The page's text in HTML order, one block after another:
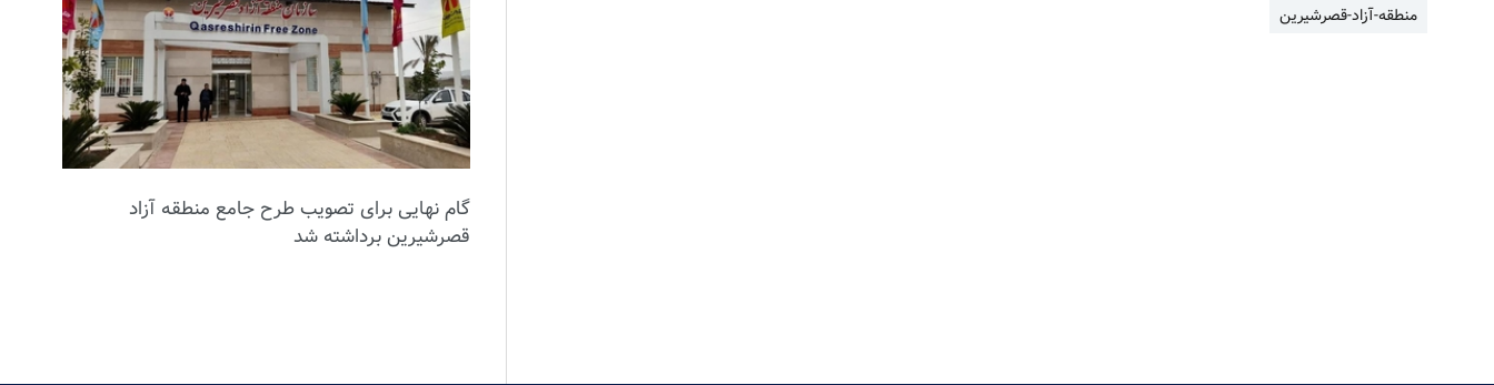
منطقه-آزاد-قصرشیرین
گام نهایی برای تصویب طرح جامع منطقه آزاد
قصرشیرین برداشته شد